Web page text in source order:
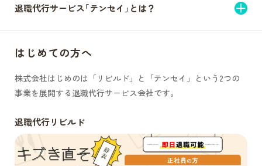
退職代行サービス｢テンセイ｣とは？
はじめての方へ
株式会社はじめのは「リビルド」と「テンセイ」という2つの
事業を展開する退職代行サービス会社です。
退職代行リビルド